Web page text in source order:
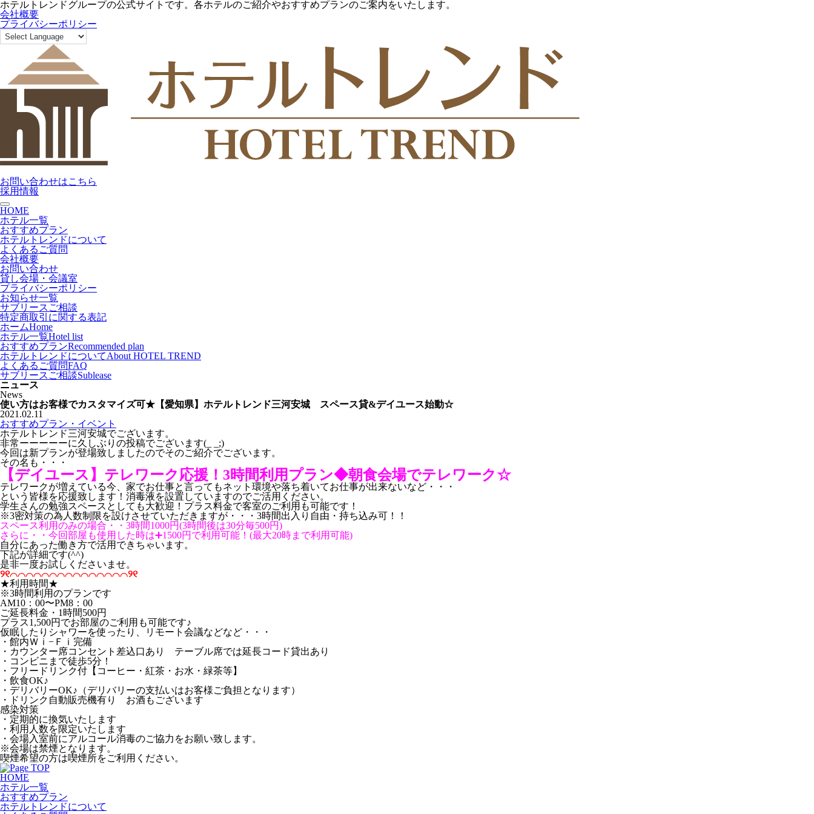
ホテルトレンドグループの公式サイトです。各ホテルのご紹介やおすすめプランのご案内をいたします。
会社概要
プライバシーポリシー
お問い合わせはこちら
採用情報
toggle navigation
HOME
ホテル一覧
おすすめプラン
ホテルトレンドについて
よくあるご質問
会社概要
お問い合わせ
貸し会場・会議室
プライバシーポリシー
お知らせ一覧
サブリースご相談
特定商取引に関する表記
ホームHome
ホテル一覧Hotel list
おすすめプランRecommended plan
ホテルトレンドについてAbout HOTEL TREND
よくあるご質問FAQ
サブリースご相談Sublease
ニュース
News
使い方はお客様でカスタマイズ可★【愛知県】ホテルトレンド三河安城 スペース貸&デイユース始動☆
2021.02.11
おすすめプラン・イベント
ホテルトレンド三河安城でございます。
非常ーーーーーに久しぶりの投稿でございます(_ _;)
今回は新プランが登場致しましたのでそのご紹介でございます。
その名も・・・
【デイユース】テレワーク応援！3時間利用プラン◆朝食会場でテレワーク☆
テレワークが増えている今、家でお仕事と言ってもネット環境や落ち着いてお仕事が出来ないなど・・・
という皆様を応援致します！消毒液を設置していますのでご活用ください。
学生さんの勉強スペースとしても大歓迎！プラス料金で客室のご利用も可能です！
※3密対策の為人数制限を設けさせていただきますが・・・3時間出入り自由・持ち込み可！！
スペース利用のみの場合・・3時間1000円(3時間後は30分毎500円)
さらに・・今回部屋も使用した時は➕1500円で利用可能！(最大20時まで利用可能)
自分にあった働き方で活用できちゃいます。
下記が詳細です(^^)
是非一度お試しくださいませ。
୨୧⌒⌒⌒⌒⌒⌒⌒⌒⌒⌒⌒⌒⌒⌒⌒୨୧
★利用時間★
※3時間利用のプランです
AM10：00〜PM8：00
ご延長料金・1時間500円
プラス1,500円でお部屋のご利用も可能です♪
仮眠したりシャワーを使ったり、リモート会議などなど・・・
・館内Ｗｉ−Ｆｉ完備
・カウンター席コンセント差込口あり テーブル席では延長コード貸出あり
・コンビニまで徒歩5分！
・フリードリンク付【コーヒー・紅茶・お水・緑茶等】
・飲食OK♪
・デリバリーOK♪（デリバリーの支払いはお客様ご負担となります）
・ドリンク自動販売機有り お酒もございます
感染対策
・定期的に換気いたします
・利用人数を限定いたします
・会場入室前にアルコール消毒のご協力をお願い致します。
※会場は禁煙となります。
喫煙希望の方は喫煙所をご利用ください。
HOME
ホテル一覧
おすすめプラン
ホテルトレンドについて